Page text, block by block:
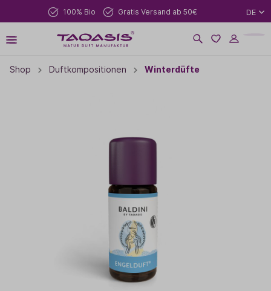
100% Bio Gratis Versand ab 50€ DE
Shop Duftkompositionen Winterdüfte